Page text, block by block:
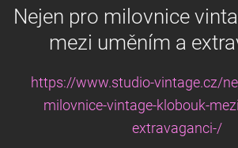
Nejen pro milovnice
mezi uměním a
https://www.studio-vintage.cz/
milovnice-vintage-klobouk-
extravaganci-/